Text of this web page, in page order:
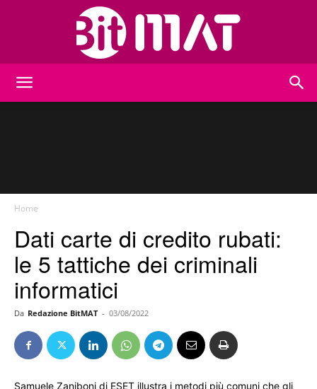
Home
Dati carte di credito rubati:
le 5 tattiche dei criminali
informatici
Da Redazione BitMAT - 03/08/2022
Samuele Zaniboni di ESET illustra i metodi più comuni che gli